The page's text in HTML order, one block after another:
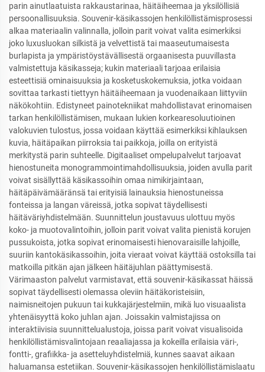
parin ainutlaatuista rakkaustarinaa, häitäiheemaa ja yksilöllisiä
persoonallisuuksia. Souvenir-käsikassojen henkilöllistämisprosessi
alkaa materiaalin valinnalla, jolloin parit voivat valita esimerkiksi
joko luxusluokan silkistä ja velvettistä tai maaseutumaisesta
burlapista ja ympäristöystävällisestä orgaanisesta puuvillasta
valmistettuja käsikasseja; kukin materiaali tarjoaa erilaisia
esteettisiä ominaisuuksia ja kosketuskokemuksia, jotka voidaan
sovittaa tarkasti tiettyyn häitäiheemaan ja vuodenaikaan liittyviin
näkökohtiin. Edistyneet painotekniikat mahdollistavat erinomaisen
tarkan henkilöllistämisen, mukaan lukien korkearesoluutioinen
valokuvien tulostus, jossa voidaan käyttää esimerkiksi kihlauksen
kuvia, häitäpaikan piirroksia tai paikkoja, joilla on erityistä
merkitystä parin suhteelle. Digitaaliset ompelupalvelut tarjoavat
hienostuneita monogrammointimahdollisuuksia, joiden avulla parit
voivat sisällyttää käsikassoihin omaa nimikirjaintaan,
häitäpäivämääränsä tai erityisiä lainauksia hienostuneissa
fonteissa ja langan väreissä, jotka sopivat täydellisesti
häitäväriyhdistelmään. Suunnittelun joustavuus ulottuu myös
koko- ja muotovalintoihin, jolloin parit voivat valita pienistä korujen
pussukoista, jotka sopivat erinomaisesti hienovaraisille lahjoille,
suuriin kantokäsikassoihin, joita vieraat voivat käyttää ostoksilla tai
matkoilla pitkän ajan jälkeen häitäjuhlan päättymisestä.
Värimaaston palvelut varmistavat, että souvenir-käsikassat häissä
sopivat täydellisesti olemassa oleviin häitäkoristeisiin,
naimisneitojen pukuun tai kukkajärjestelmiin, mikä luo visuaalista
yhtenäisyyttä koko juhlan ajan. Joissakin valmistajissa on
interaktiivisia suunnittelualustoja, joissa parit voivat visualisoida
henkilöllistämisvalintojaan reaaliajassa ja kokeilla erilaisia väri-,
fontti-, grafiikka- ja asetteluyhdistelmiä, kunnes saavat aikaan
haluamansa estetiikan. Souvenir-käsikassojen henkilöllistämislaatu